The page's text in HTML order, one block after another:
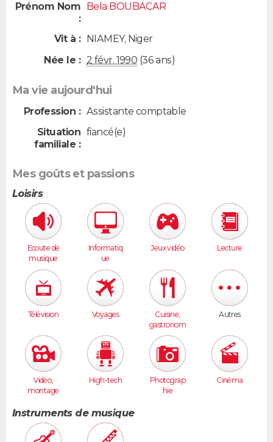
Prénom Nom
:
Bela BOUBACAR
Vit à : NIAMEY, Niger
Née le : 2 févr. 1990 (36 ans)
Ma vie aujourd'hui
Profession : Assistante comptable
Situation
familiale :
fiancé(e)
Mes goûts et passions
Loisirs
Ecoute de
musique
Informatiq
ue
Jeux vidéo Lecture
Télévision Voyages
Cuisine,
gastronom
ie
Autres
Vidéo,
montage
High-tech
Photograp
hie
Cinéma
Instruments de musique